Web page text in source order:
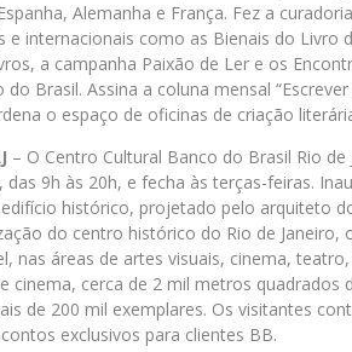
Alemanha e França. Fez a
e internacionais como as Bienais do Livro
a campanha Paixão de Ler e os
do Brasil. Assina a coluna mensal
o espaço de oficinas de criação
– O Centro Cultural Banco do Brasil Rio
9h às 20h, e fecha às terças-feiras.
histórico, projetado pelo arquiteto
do centro histórico do Rio de
nas áreas de artes visuais, cinema,
cinema, cerca de 2 mil metros
de 200 mil exemplares. Os visitantes
exclusivos para clientes BB.